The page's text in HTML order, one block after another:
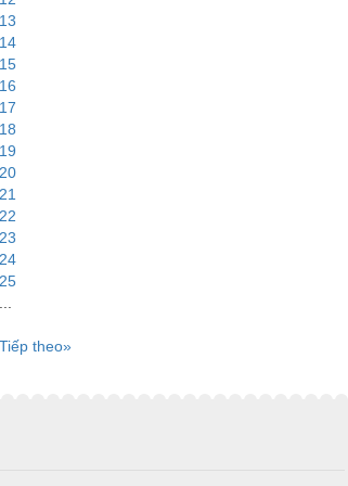
13
14
15
16
17
18
19
20
21
22
23
24
25
...
Tiếp theo»